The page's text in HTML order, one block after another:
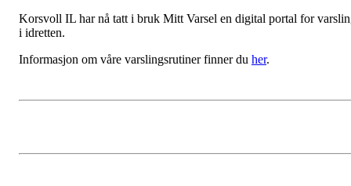
Korsvoll IL har nå tatt i bruk Mitt Varsel en digital portal for
i idretten.
Informasjon om våre varslingsrutiner finner du her.